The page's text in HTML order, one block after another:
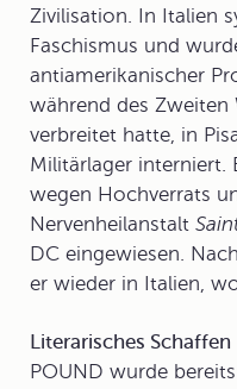
Zivilisation. In Italien
Faschismus und
antiamerikanischer
während des Zweiten
verbreitet hatte, in
Militärlager interniert.
wegen Hochverrats
Nervenheilanstalt
DC eingewiesen.
er wieder in Italien,
Literarisches Schaffen
POUND wurde